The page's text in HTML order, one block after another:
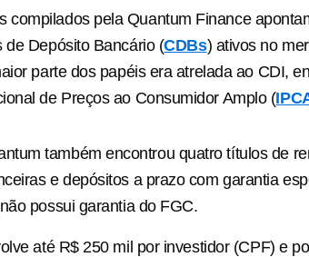
compilados pela Quantum Finance
de Depósito Bancário (CDBs) ativos no
parte dos papéis era atrelada ao CDI,
de Preços ao Consumidor Amplo (
também encontrou quatro títulos de
e depósitos a prazo com garantia
possui garantia do FGC.
até R$ 250 mil por investidor (CPF) e